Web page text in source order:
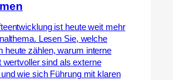
ist heute weit mehr
Lesen Sie, welche
heute zählen, warum interne
wertvoller sind als externe
wie sich Führung mit klaren